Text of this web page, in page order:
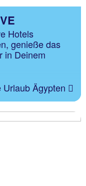
Hotels
genieße das
in Deinem
Ägypten